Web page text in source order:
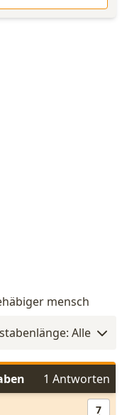
mensch
Alle
1 Antworten
7